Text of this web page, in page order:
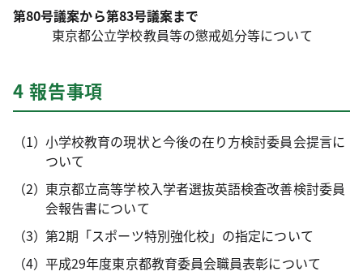
第80号議案から第83号議案まで
東京都公立学校教員等の懲戒処分等について
4 報告事項
小学校教育の現状と今後の在り方検討委員会提言に
ついて
東京都立高等学校入学者選抜英語検査改善検討委員
会報告書について
第2期「スポーツ特別強化校」の指定について
平成29年度東京都教育委員会職員表彰について